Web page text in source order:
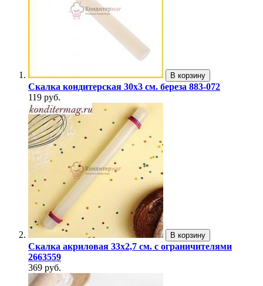
В корзину
Скалка кондитерская 30х3 см. береза 883-072
119 руб.
В корзину
Скалка акриловая 33х2,7 см. с ограничителями
2663559
369 руб.